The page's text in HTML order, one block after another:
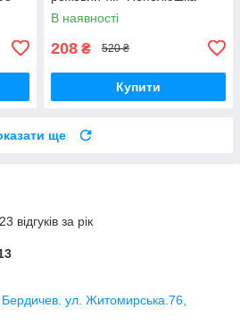
В наявності
208 ₴ 520 ₴
Купити
ще
відгуків за рік
ул. Житомирська.76,